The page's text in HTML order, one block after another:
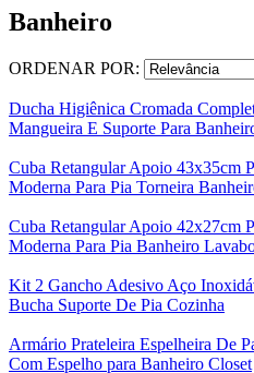
Banheiro
ORDENAR POR:
Ducha Higiênica Cromada
Mangueira E Suporte Para
Cuba Retangular Apoio 43x35cm
Moderna Para Pia Torneira
Cuba Retangular Apoio 42x27cm
Moderna Para Pia Banheiro
Kit 2 Gancho Adesivo Aço
Bucha Suporte De Pia Cozinha
Armário Prateleira Espelheira De
Com Espelho para Banheiro Closet